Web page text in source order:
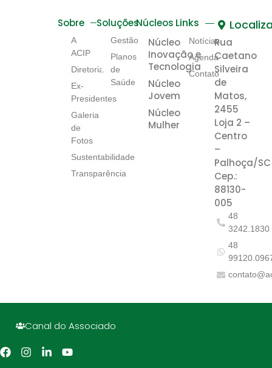
Sobre
A
ACIP
Diretoria
Ex-
Presidentes
Galeria
de
Fotos
Sustentabilidade
Transparência
Soluções
Gestão
Planos
de
Saúde
Núcleos
Núcleo
Inovação e
Tecnologia
Núcleo
Jovem
Núcleo
Mulher
Links
Notícias
Agenda
Contato
Rua
Caetano
Silveira
de
Matos,
2455
Loja 2 –
Centro
–
Palhoça/SC
Cep.:
88130-
005
48
3242.1830
48
Canal do Associado